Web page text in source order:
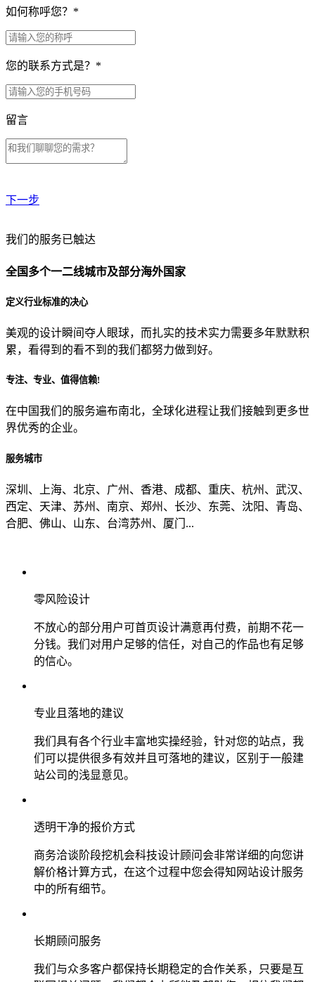
如何称呼您？ *
您的联系方式是？ *
留言
下一步
贵公司预算范围是？
贵公司的团队规模是？
目前主要的营销渠道是？
我们的服务已触达
全国多个一二线城市及部分海外国家
定义行业标准的决心
美观的设计瞬间夺人眼球，而扎实的技术实力需要多年默默积
累，看得到的看不到的我们都努力做到好。
专注、专业、值得信赖!
在中国我们的服务遍布南北，全球化进程让我们接触到更多世
界优秀的企业。
服务城市
深圳、上海、北京、广州、香港、成都、重庆、杭州、武汉、
西定、天津、苏州、南京、郑州、长沙、东莞、沈阳、青岛、
合肥、佛山、山东、台湾苏州、厦门...
零风险设计
不放心的部分用户可首页设计满意再付费，前期不花一
分钱。我们对用户足够的信任，对自己的作品也有足够
的信心。
专业且落地的建议
我们具有各个行业丰富地实操经验，针对您的站点，我
们可以提供很多有效并且可落地的建议，区别于一般建
站公司的浅显意见。
透明干净的报价方式
商务洽谈阶段挖机会科技设计顾问会非常详细的向您讲
解价格计算方式，在这个过程中您会得知网站设计服务
中的所有细节。
长期顾问服务
我们与众多客户都保持长期稳定的合作关系，只要是互